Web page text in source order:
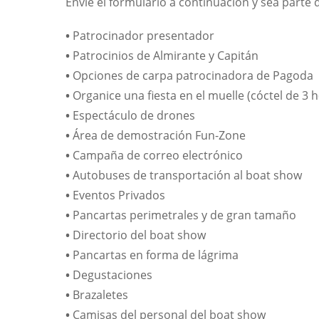
• Patrocinador presentador
• Patrocinios de Almirante y Capitán
• Opciones de carpa patrocinadora de Pagoda
• Organice una fiesta en el muelle (cóctel de 3
• Espectáculo de drones
•Área de demostración Fun-Zone
• Campaña de correo electrónico
•Autobuses de transportación al boat show
• Eventos Privados
• Pancartas perimetrales y de gran tamaño
• Directorio del boat show
• Pancartas en forma de lágrima
• Degustaciones
• Brazaletes
• Camisas del personal del boat show